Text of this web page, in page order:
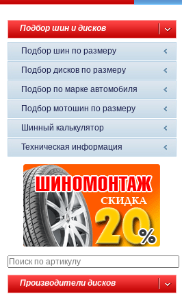
Подбор шин и дисков
Подбор шин по размеру
Подбор дисков по размеру
Подбор по марке автомобиля
Подбор мотошин по размеру
Шинный калькулятор
Техническая информация
Производители дисков